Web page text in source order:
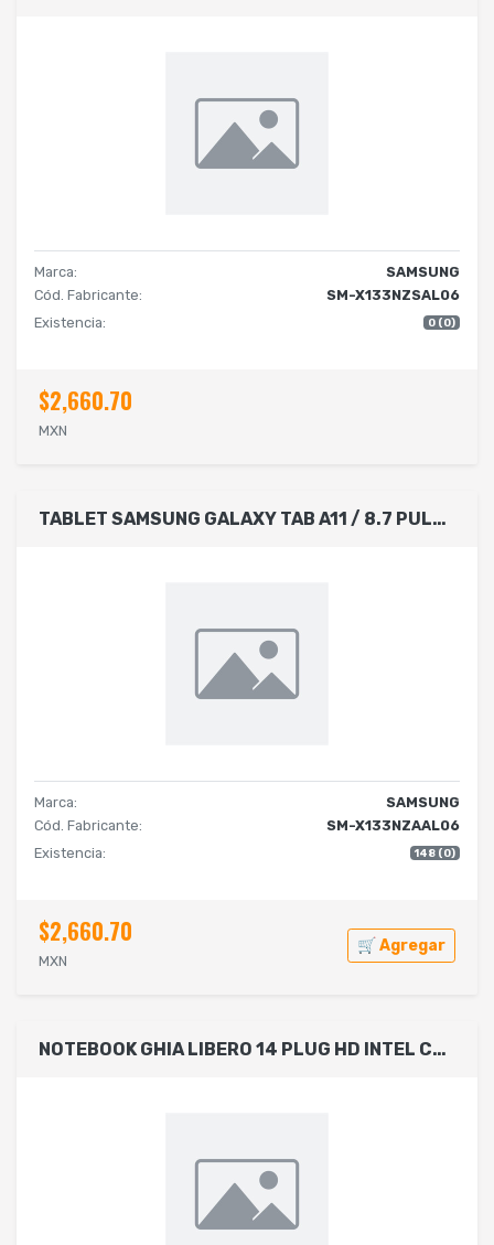
Marca:
SAMSUNG
Cód. Fabricante:
SM-X133NZSAL06
Existencia:
0 (0)
$2,660.70
MXN
TABLET SAMSUNG GALAXY TAB A11 / 8.7 PULGADAS / MODELO SM-X133 / 4GB RAM / 64GB ROM / WI-FI / 5 MP + 8 MP / ANDROID / VEL 2.2GHZ, 2GHZ / ENTERPRISE EDITION / 3 AÑOS GARANTIA / 1 AÑO KNOX / COLOR GRIS
Marca:
SAMSUNG
Cód. Fabricante:
SM-X133NZAAL06
Existencia:
148 (0)
$2,660.70
MXN
🛒 Agregar
NOTEBOOK GHIA LIBERO 14 PLUG HD INTEL CELERON N4020 RAM 4GB SSD 128GB CAMARA FRONTAL 2.0 MPX WIFI-BT HDMI WIN 11 HOME COLOR GRIS